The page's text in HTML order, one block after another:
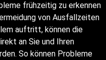
frühzeitig zu erkennen
von Ausfallzeiten
auftritt, können die
an Sie und Ihren
So können Probleme